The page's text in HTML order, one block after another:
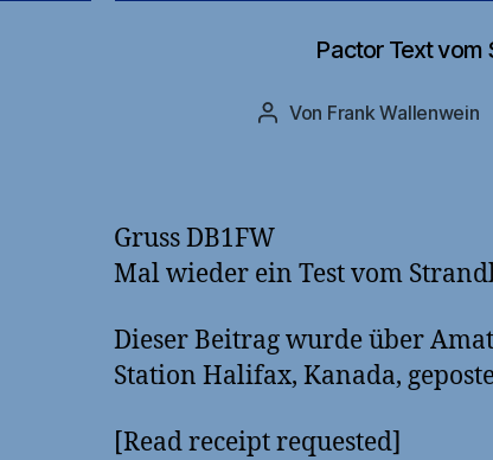
Pactor Text vom
Beitragsautor
Von Frank Wallenwein
Gruss DB1FW
Mal wieder ein Test vom
Dieser Beitrag wurde über
Station Halifax, Kanada,
[Read receipt requested]